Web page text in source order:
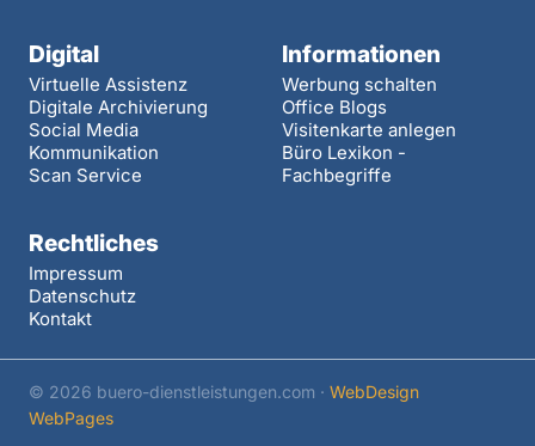
Digital
Virtuelle Assistenz
Digitale Archivierung
Social Media
Kommunikation
Scan Service
Informationen
Werbung schalten
Office Blogs
Visitenkarte anlegen
Büro Lexikon -
Fachbegriffe
Rechtliches
Impressum
Datenschutz
Kontakt
© 2026 buero-dienstleistungen.com · WebDesign
WebPages